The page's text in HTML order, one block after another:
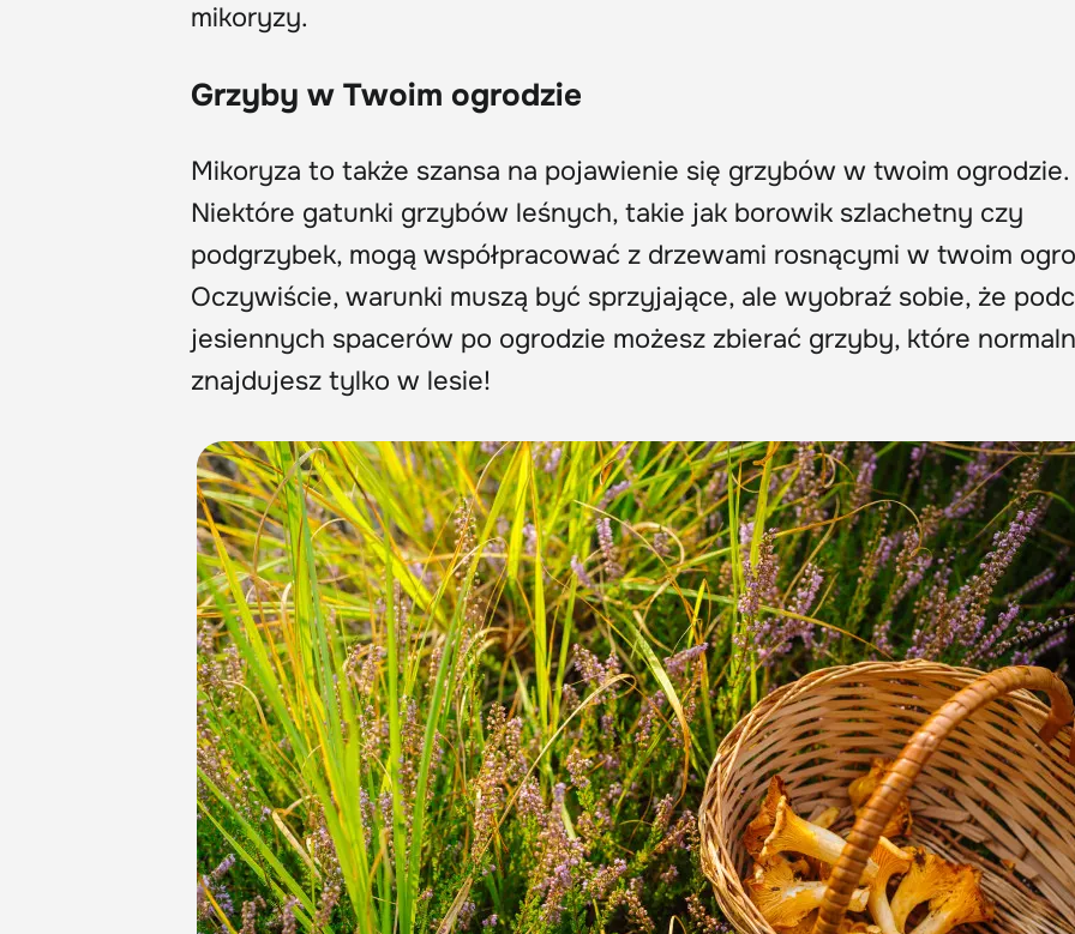
mikoryzy.
Grzyby w Twoim ogrodzie
Mikoryza to także szansa na pojawienie się grzybów w twoim ogrodzie.
Niektóre gatunki grzybów leśnych, takie jak borowik szlachetny czy
podgrzybek, mogą współpracować z drzewami rosnącymi w twoim
Oczywiście, warunki muszą być sprzyjające, ale wyobraź sobie, że
jesiennych spacerów po ogrodzie możesz zbierać grzyby, które
znajdujesz tylko w lesie!